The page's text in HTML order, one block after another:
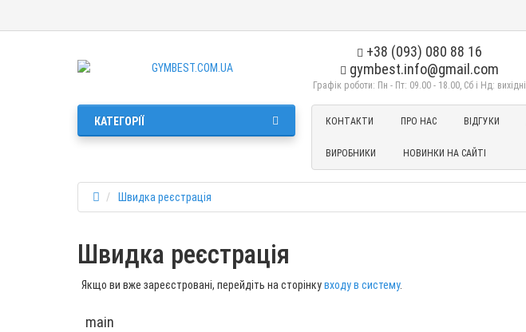
+38 (093) 080 88 16
gymbest.info@gmail.com
Графік роботи: Пн - Пт: 09.00 - 18.00, Сб і Нд: вихідні
КАТЕГОРІЇ КОНТАКТИ ПРО НАС ВІДГУКИ
ВИРОБНИКИ НОВИНКИ НА САЙТІ
Швидка реєстрація
Швидка реєстрація
Якщо ви вже зареєстровані, перейдіть на сторінкувходу в систему.
main